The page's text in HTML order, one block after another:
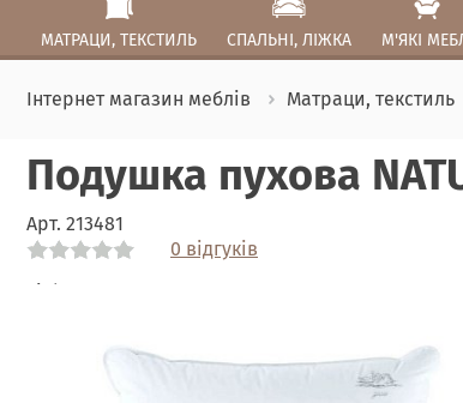
МАТРАЦИ, ТЕКСТИЛЬ СПАЛЬНІ, ЛІЖКА М'ЯКІ
Інтернет магазин меблів Матраци, текстиль
Подушка пухова
Арт. 213481
0 відгуків
Link
Link
Link